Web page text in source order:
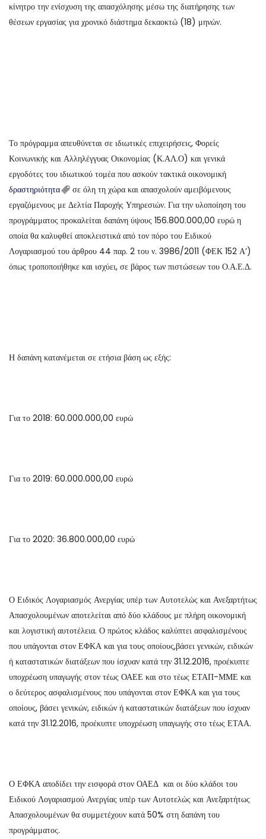
κίνητρο την ενίσχυση της απασχόλησης μέσω της διατήρησης των
θέσεων εργασίας για χρονικό διάστημα δεκαοκτώ (18) μηνών.
Το πρόγραμμα απευθύνεται σε ιδιωτικές επιχειρήσεις, Φορείς
Κοινωνικής και Αλληλέγγυας Οικονομίας (Κ.ΑΛ.Ο) και γενικά
εργοδότες του ιδιωτικού τομέα που ασκούν τακτικά οικονομική
δραστηριότητα
σε όλη τη χώρα και απασχολούν αμειβόμενους
εργαζόμενους με Δελτία Παροχής Υπηρεσιών. Για την υλοποίηση του
προγράμματος προκαλείται δαπάνη ύψους 156.800.000,00 ευρώ η
οποία θα καλυφθεί αποκλειστικά από τον πόρο του Ειδικού
Λογαριασμού του άρθρου 44 παρ. 2 του ν. 3986/2011 (ΦΕΚ 152 Α’)
όπως τροποποιήθηκε και ισχύει, σε βάρος των πιστώσεων του Ο.Α.Ε.Δ.
Η δαπάνη κατανέμεται σε ετήσια βάση ως εξής:
Για το 2018: 60.000.000,00 ευρώ
Για το 2019: 60.000.000,00 ευρώ
Για το 2020: 36.800.000,00 ευρώ
Ο Ειδικός Λογαριασμός Ανεργίας υπέρ των Αυτοτελώς και Ανεξαρτήτως
Απασχολουμένων αποτελείται από δύο κλάδους με πλήρη οικονομική
και λογιστική αυτοτέλεια. Ο πρώτος κλάδος καλύπτει ασφαλισμένους
που υπάγονται στον ΕΦΚΑ και για τους οποίους,βάσει γενικών, ειδικών
ή καταστατικών διατάξεων που ίσχυαν κατά την 31.12.2016, προέκυπτε
υποχρέωση υπαγωγής στον τέως ΟΑΕΕ και στο τέως ΕΤΑΠ-ΜΜΕ και
ο δεύτερος ασφαλισμένους που υπάγονται στον ΕΦΚΑ και για τους
οποίους, βάσει γενικών, ειδικών ή καταστατικών διατάξεων που ίσχυαν
κατά την 31.12.2016, προέκυπτε υποχρέωση υπαγωγής στο τέως ΕΤΑΑ.
Ο ΕΦΚΑ αποδίδει την εισφορά στον ΟΑΕΔ και οι δύο κλάδοι του
Ειδικού Λογαριασμού Ανεργίας υπέρ των Αυτοτελώς και Ανεξαρτήτως
Απασχολουμένων θα συμμετέχουν κατά 50% στη δαπάνη του
προγράμματος.